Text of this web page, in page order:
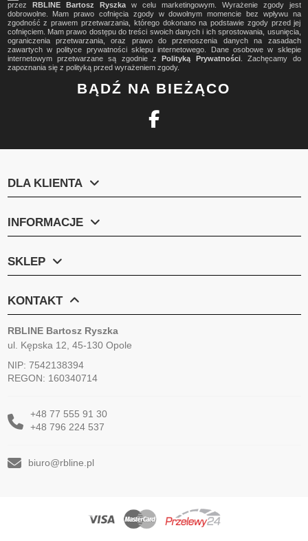
przez RBLINE Bartosz Ryszkaw celu marketingowym. Wyrażenie zgody jest
dobrowolne. Mam prawo cofnięcia zgody w dowolnym momencie bez wpływu na
zgodność z prawem przetwarzania, którego dokonano na podstawie zgody przed jej
cofnięciem. Mam prawo dostępu do treści swoich danych i ich sprostowania, usunięcia,
ograniczenia przetwarzania, oraz prawo do przenoszenia danych na zasadach
zawartych w polityce prywatności sklepu internetowego. Dane osobowe w sklepie
internetowym przetwarzane są zgodnie zPolityką Prywatności. Zachęcamy do
zapoznania się z polityką przed wyrażeniem zgody.
BĄDŹ NA BIEŻĄCO
DLA KLIENTA
INFORMACJE
SKLEP
KONTAKT
RBLINE Bartosz Ryszka
ul. Kępska 12, 45-130 Opole
NIP: 7542138394
REGON: 160340714
+48 77 555 91 30
+48 796 224 537
biuro@rbline.pl